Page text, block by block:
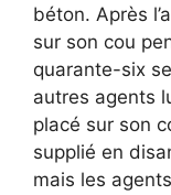
béton. Après
sur son cou
quarante-six
autres agents
placé sur son
supplié en
mais les